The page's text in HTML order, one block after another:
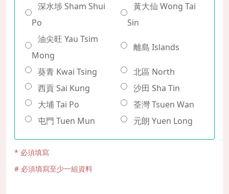
深水埗 Sham Shui
Po
黃大仙 Wong Tai
Sin
油尖旺 Yau Tsim
Mong
離島 Islands
葵青 Kwai Tsing
北區 North
西貢 Sai Kung
沙田 Sha Tin
大埔 Tai Po
荃灣 Tsuen Wan
屯門 Tuen Mun
元朗 Yuen Long
* 必須填寫
# 必須填寫至少一組資料